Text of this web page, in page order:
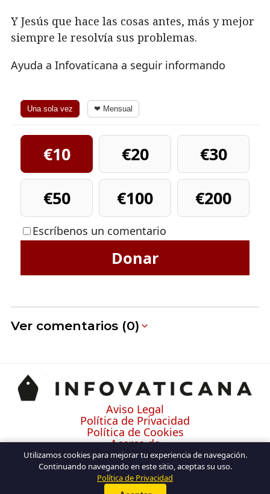
Y Jesús que hace las cosas antes, más y mejor
siempre le resolvía sus problemas.
Ayuda a Infovaticana a seguir informando
Una sola vez ❤ Mensual
€10 €20
€30
€50
€100 €200
Escríbenos un comentario
Donar
Ver comentarios (0)
Aviso Legal
Política de Privacidad
Política de Cookies
Acerca de
Contacto
Utilizamos cookies para mejorar tu experiencia de navegación.
Continuando navegando en este sitio, aceptas su uso.
Política de Privacidad